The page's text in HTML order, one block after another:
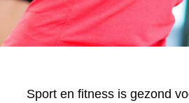
Sport en fitness is gezond